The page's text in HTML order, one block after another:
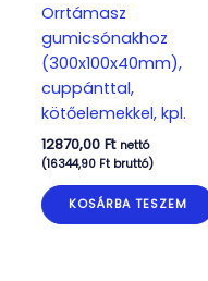
Orrtámasz
gumicsónakhoz
(300x100x40mm),
cuppánttal,
kötőelemekkel, kpl.
12870,00 Ft nettó
(16344,90 Ftbruttó)
KOSÁRBA TESZEM